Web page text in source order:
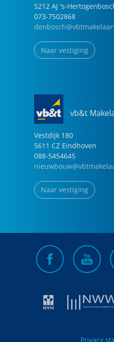
5212 AJ 's-
073-7502868
Naar vestiging
vb&t
Vestdijk 180
5611 CZ Eindhoven
088-5454645
Naar vestiging
Privacy